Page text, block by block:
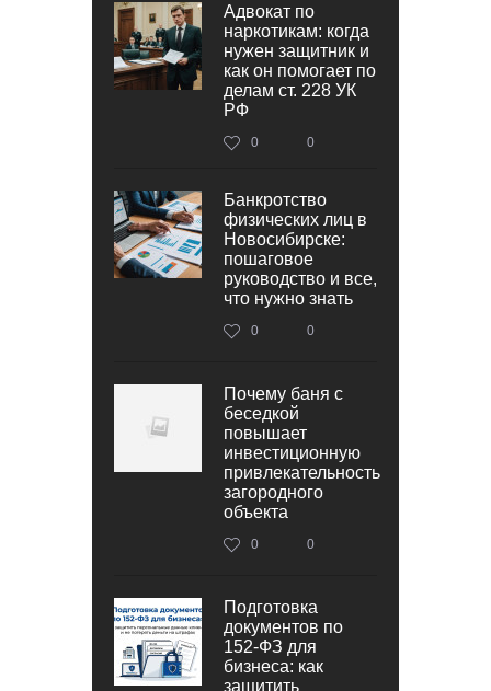
Адвокат по
наркотикам: когда
нужен защитник и
как он помогает по
делам ст. 228 УК
РФ
0 0
Банкротство
физических лиц в
Новосибирске:
пошаговое
руководство и все,
что нужно знать
0 0
Почему баня с
беседкой
повышает
инвестиционную
привлекательность
загородного
объекта
0 0
Подготовка
документов по
152‑ФЗ для
бизнеса: как
защитить